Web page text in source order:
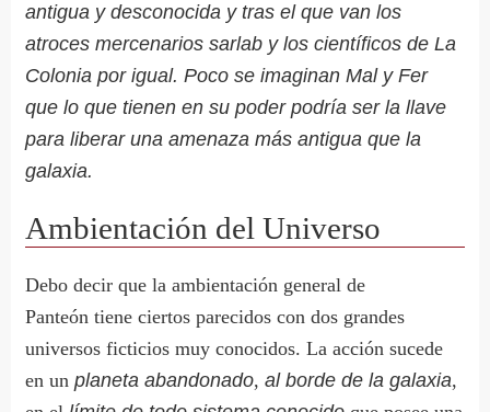
antigua y desconocida y tras el que van los
atroces mercenarios sarlab y los científicos de La
Colonia por igual. Poco se imaginan Mal y Fer
que lo que tienen en su poder podría ser la llave
para liberar una amenaza más antigua que la
galaxia.
Ambientación del Universo
Debo decir que la ambientación general de
Panteón tiene ciertos parecidos con dos grandes
universos ficticios muy conocidos. La acción sucede
en unplaneta abandonado,al borde de la galaxia,